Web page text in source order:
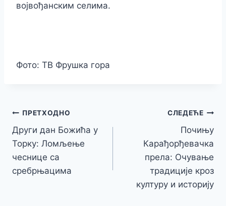
војвођанским селима.
Фото: ТВ Фрушка гора
Кретање
чланка
ПРЕТХОДНО
Други дан Божића у
Торку: Ломљење
чеснице са
сребрњацима
СЛЕДЕЋЕ
Почињу
Карађорђевачка
прела: Очување
традиције кроз
културу и историју